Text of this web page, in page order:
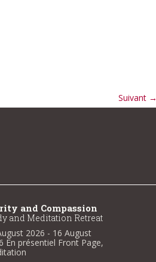
Suivant→
and Compassion
and Meditation Retreat
2026 - 16 August
En présentiel Front Page,